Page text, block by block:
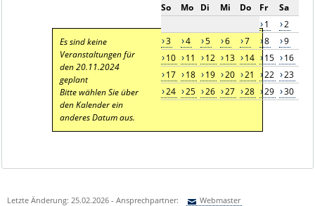
AKTUELLES
So
Mo Di Mi Do Fr
Sa
1
2
3
4 5 6 7 8
9
10
11 12 13 14 15
16
17
18 19 20 21 22
23
24
25 26 27 28 29 30
Es sind keine
Veranstaltungen für
den 20.11.2024
geplant
Bitte wählen Sie über
den Kalender ein
anderes Datum aus.
Letzte Änderung: 25.02.2026 - Ansprechpartner: Webmaster